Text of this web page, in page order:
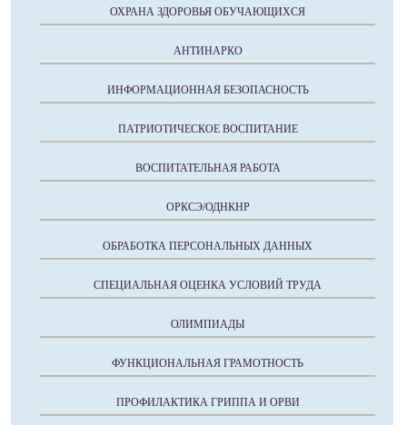
ОХРАНА ЗДОРОВЬЯ ОБУЧАЮЩИХСЯ
АНТИНАРКО
ИНФОРМАЦИОННАЯ БЕЗОПАСНОСТЬ
ПАТРИОТИЧЕСКОЕ ВОСПИТАНИЕ
ВОСПИТАТЕЛЬНАЯ РАБОТА
ОРКСЭ/ОДНКНР
ОБРАБОТКА ПЕРСОНАЛЬНЫХ ДАННЫХ
СПЕЦИАЛЬНАЯ ОЦЕНКА УСЛОВИЙ ТРУДА
ОЛИМПИАДЫ
ФУНКЦИОНАЛЬНАЯ ГРАМОТНОСТЬ
ПРОФИЛАКТИКА ГРИППА И ОРВИ